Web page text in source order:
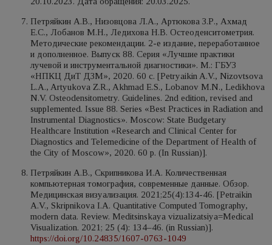
Петряйкин А.В., Низовцова Л.А., Артюкова З.Р., Ахмад
Е.С., Лобанов М.Н., Ледихова Н.В. Остеоденситометрия.
Методические рекомендации. 2-е издание, переработанное
и дополненное. Выпуск 88. Серия «Лучшие практики
лучевой и инструментальной диагностики». М.: ГБУЗ
«НПКЦ ДиТ ДЗМ», 2020. 60 с. [Petryaikin A.V., Nizovtsova
L.A., Artyukova Z.R., Akhmad E.S., Lobanov M.N., Ledikhova
N.V. Osteodensitometry. Guidelines. 2nd edition, revised and
supplemented. Issue 88. Series «Best Practices in Radiation and
Instrumental Diagnostics». Moscow: State Budgetary
Healthcare Institution «Research and Clinical Center for
Diagnostics and Telemedicine of the Department of Health of
the City of Moscow», 2020. 60 p. (In Russian)].
Петряйкин А.В., Скрипникова И.А. Количественная
компьютерная томография, современные данные. Обзор.
Медицинская визуализация. 2021;25(4):134-46. [Petraikin
A.V., Skripnikova I.A. Quantitative Computed Tomography,
modern data. Review. Meditsinskaya vizualizatsiya=Medical
Visualization. 2021; 25 (4): 134–46. (in Russian)].
https://doi.org/10.24835/1607-0763-1049